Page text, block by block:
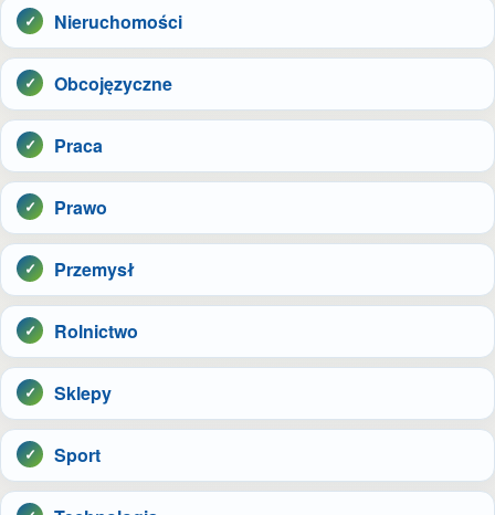
Nieruchomości
Obcojęzyczne
Praca
Prawo
Przemysł
Rolnictwo
Sklepy
Sport